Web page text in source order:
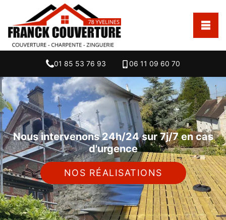
01 85 53 76 93 06 11 09 60 70
Nous intervenons 24h/24 sur 7j/7 en cas
d'urgence
NOS RÉALISATIONS